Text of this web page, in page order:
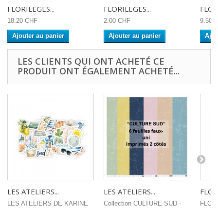
FLORILEGES...
18.20 CHF
Ajouter au panier
FLORILEGES...
2.00 CHF
Ajouter au panier
9.50
LES CLIENTS QUI ONT ACHETÉ CE
PRODUIT ONT ÉGALEMENT ACHETÉ...
LES ATELIERS...
LES ATELIERS DE KARINE
LES ATELIERS...
Collection CULTURE SUD -